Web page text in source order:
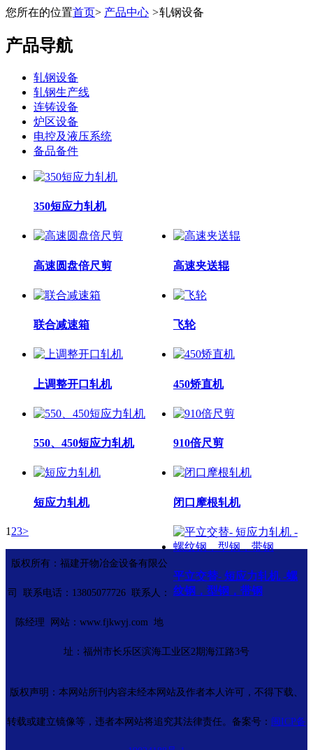
您所在的位置首页> 产品中心 >轧钢设备
产品导航
轧钢设备
轧钢生产线
连铸设备
炉区设备
电控及液压系统
备品备件
350短应力轧机
高速夹送辊
高速圆盘倍尺剪
飞轮
联合减速箱
450矫直机
上调整开口轧机
910倍尺剪
550、450短应力轧机
闭口摩根轧机
短应力轧机
平立交替- 短应力轧机 -螺
纹钢，型钢，带钢
1 23>
版权所有：福建开物冶金设备有限公
司 联系电话：13805077726 联系人：
陈经理 网站：www.fjkwyj.com 地
址：福州市长乐区滨海工业区2期海江路3号
版权声明：本网站所刊内容未经本网站及作者本人许可，不得下载、
转载或建立镜像等，违者本网站将追究其法律责任。备案号： 闽ICP备